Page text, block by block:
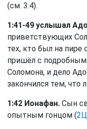
(см. 3:4).
1:41-49 услышал
приветствующих
тех, кто был на пире
пришёл с
Соломона, и дело
закончился тем, что
1:42 Ионафан. Сын
опытным гонцом (